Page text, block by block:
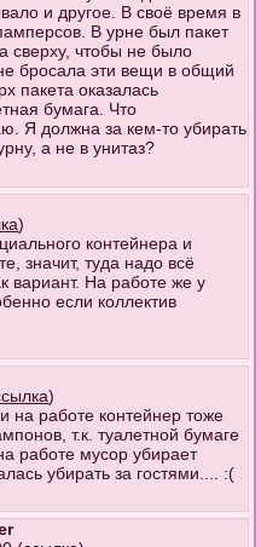
и другое. В своё время в
В урне был пакет
сверху, чтобы не было
бросала эти вещи в общий
пакета оказалась
бумага. Что
Я должна за кем-то убирать
а не в унитаз?
)
контейнера и
значит, туда надо всё
вариант. На работе же у
если коллектив
)
на работе контейнер тоже
т.к. туалетной бумаге
работе мусор убирает
убирать за гостями.... :(